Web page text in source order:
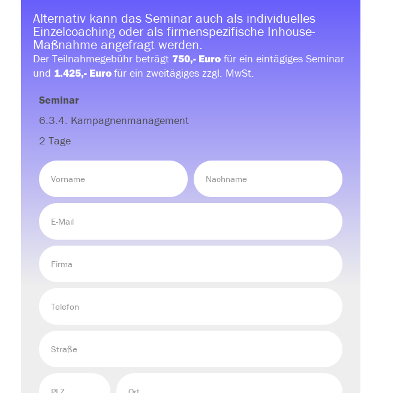
Alternativ kann das Seminar auch als individuelles
Einzelcoaching oder als firmenspezifische Inhouse-
Maßnahme angefragt werden.
Der Teilnahmegebühr beträgt 750,- Euro für ein eintägiges Seminar
und 1.425,- Eurofür ein zweitägiges zzgl. MwSt.
Seminar
6.3.4. Kampagnenmanagement
2 Tage